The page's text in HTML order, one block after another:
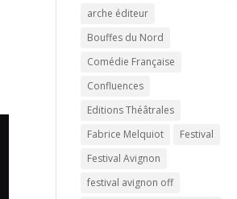
arche éditeur
Bouffes du Nord
Comédie Française
Confluences
Editions Théâtrales
Fabrice Melquiot
Festival
Festival Avignon
festival avignon off